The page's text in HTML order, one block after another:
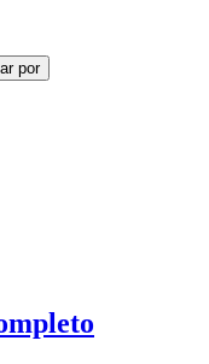
por